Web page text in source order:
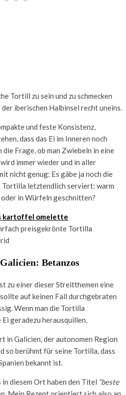
Tortill zu sein und zu schmecken
iberischen Halbinsel recht uneins.
und feste Konsistenz,
dass das Ei im Inneren noch
die Frage, ob man Zwiebeln in eine
immer wieder und in aller
nicht genug: Es gäbe ja noch die
Tortilla letztendlich serviert: warm
in Würfeln geschnitten?
preisgekrönte Tortilla
Betanzos
zu einer dieser Streitthemen eine
auf keinen Fall durchgebraten
Wenn man die Tortilla
geradezu herausquillen.
in Galicien, der autonomen Region
so berühmt für seine Tortilla, dass
bekannt ist.
diesem Ort haben den Titel “beste